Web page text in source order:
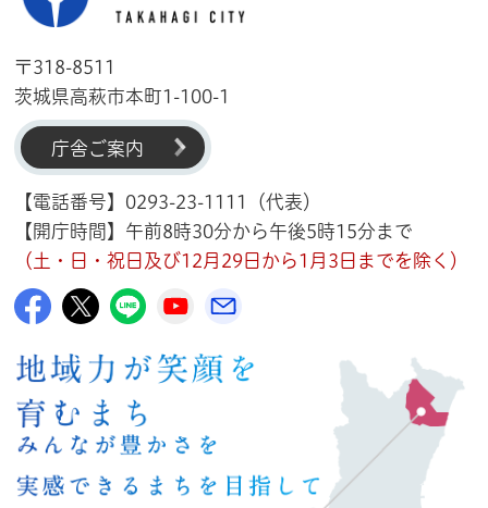
〒318-8511
茨城県高萩市本町1-100-1
庁舎ご案内
【電話番号】0293-23-1111（代表）
【開庁時間】午前8時30分から午後5時15分まで
（土・日・祝日及び12月29日から1月3日までを除く）
高萩市公式Facebook
高萩市公式X
高萩市公式LINE
高萩市YouTube公式チャンネル